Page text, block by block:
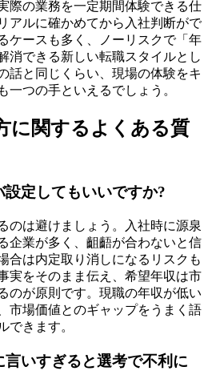
際の業務を一定期間体験できる仕
アルに確かめてから入社判断がで
ケースも多く、ノーリスクで「年
消できる新しい転職スタイルとし
話と同じくらい、現場の体験をキ
一つの手といえるでしょう。
に関するよくある質
定してもいいですか?
のは避けましょう。入社時に源泉
企業が多く、齟齬が合わないと信
合は内定取り消しになるリスクも
実をそのまま伝え、希望年収は市
のが原則です。現職の年収が低い
市場価値とのギャップをうまく語
できます。
いすぎると選考で不利に